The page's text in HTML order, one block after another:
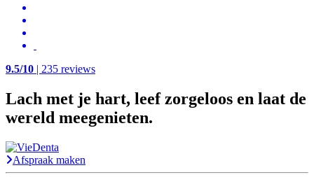
9.5/10 | 235 reviews
Lach met je hart, leef zorgeloos en laat de
wereld meegenieten.
Afspraak maken